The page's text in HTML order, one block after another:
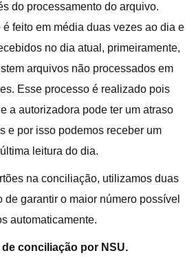
do processamento do arquivo.
feito em média duas vezes ao dia e
no dia atual, primeiramente,
arquivos não processados em
Esse processo é realizado pois
a autorizadora pode ter um atraso
e por isso podemos receber um
leitura do dia.
na conciliação, utilizamos duas
de garantir o maior número possível
automaticamente.
conciliação por NSU.